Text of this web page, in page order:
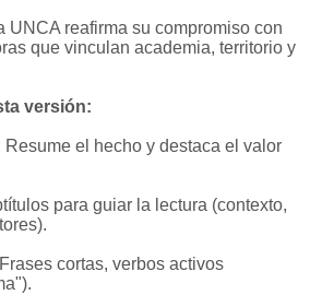
UNCA reafirma su compromiso con
que vinculan academia, territorio y
versión:
Resume el hecho y destaca el valor
para guiar la lectura (contexto,
cortas, verbos activos